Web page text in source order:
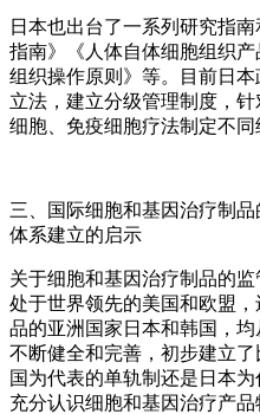
日本也出台了一系列研究指
指南》《人体自体细胞组织
组织操作原则》等。目前日
立法，建立分级管理制度，
细胞、免疫细胞疗法制定不同
三、国际细胞和基因治疗制
体系建立的启示
关于细胞和基因治疗制品的
处于世界领先的美国和欧盟
品的亚洲国家日本和韩国，
不断健全和完善，初步建立
国为代表的单轨制还是日本
充分认识细胞和基因治疗产